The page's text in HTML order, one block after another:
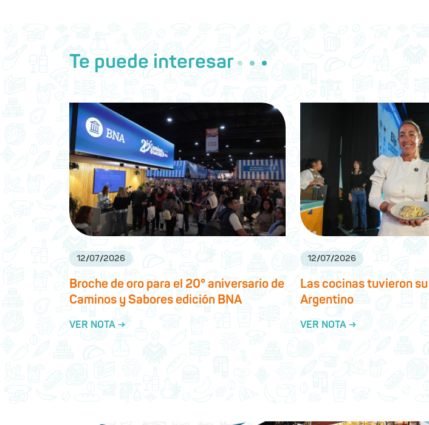
Te puede interesar
12/07/2026
Broche de oro para el 20° aniversario de
Caminos y Sabores edición BNA
VER NOTA →
12/07/2026
Las cocinas tuvieron
Argentino
VER NOTA →